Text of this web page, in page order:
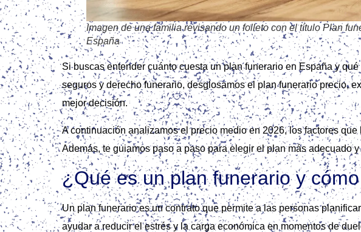
Imagen de una familia revisando un folleto con el título Plan
España
Si buscas entender cuánto cuesta un plan funerario en España y
seguros y derecho funerario, desglosamos el plan funerario precio,
mejor decisión.
A continuación analizamos el precio medio en 2026, los factores
Además, te guiamos paso a paso para elegir el plan más adecuado
¿Qué es un plan funerario y
Un plan funerario es un contrato que permite a las personas
ayudar a reducir el estrés y la carga económica en momentos de